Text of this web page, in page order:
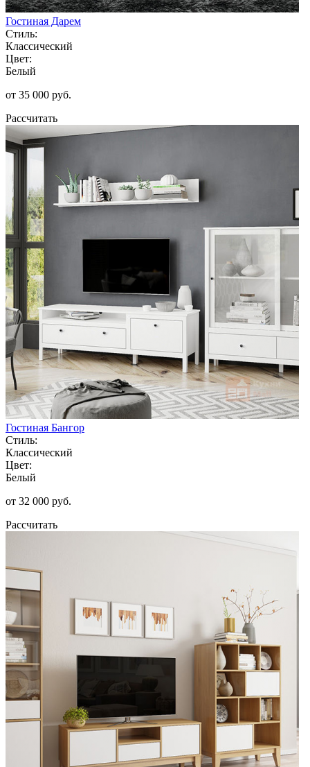
Гостиная Дарем
Стиль:
Классический
Цвет:
Белый
от 35 000 руб.
Рассчитать
Гостиная Бангор
Стиль:
Классический
Цвет:
Белый
от 32 000 руб.
Рассчитать